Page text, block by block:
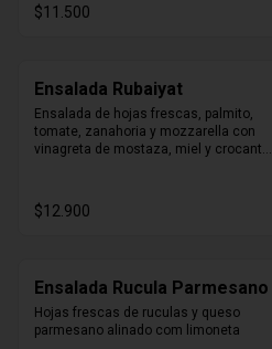
$11.500
Ensalada Rubaiyat
Ensalada de hojas frescas, palmito,
tomate, zanahoria y mozzarella con
vinagreta de mostaza, miel y crocantes
$12.900
Ensalada Rucula Parmesano
Hojas frescas de ruculas y queso
parmesano alinado com limoneta